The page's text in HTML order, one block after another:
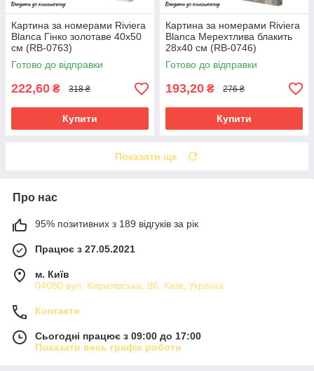
Картина за номерами Riviera
Blanca Гінко золотаве 40x50
см (RB-0763)
Готово до відправки
222,60 ₴ 318 ₴
Купити
Картина за номерами Riviera
Blanca Мерехтлива блакить
28x40 см (RB-0746)
Готово до відправки
193,20 ₴ 276 ₴
Купити
Показати ще
Про нас
95% позитивних з 189 відгуків за рік
Працює з 27.05.2021
м. Київ
04080 вул. Кирилівська, 86, Київ, Україна
Контакти
Сьогодні працює з 09:00 до 17:00
Показати весь графік роботи